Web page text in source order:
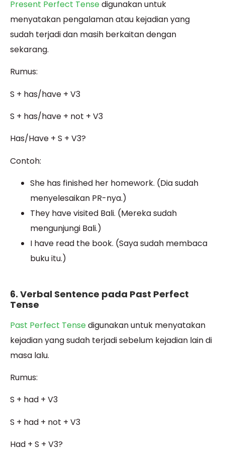
Present Perfect Tensedigunakan untuk
menyatakan pengalaman atau kejadian yang
sudah terjadi dan masih berkaitan dengan
sekarang.
Rumus:
S + has/have + V3
S + has/have + not + V3
Has/Have + S + V3?
Contoh:
She has finished her homework. (Dia sudah
menyelesaikan PR-nya.)
They have visited Bali. (Mereka sudah
mengunjungi Bali.)
I have read the book. (Saya sudah membaca
buku itu.)
6. Verbal Sentence pada Past Perfect
Tense
Past Perfect Tensedigunakan untuk menyatakan
kejadian yang sudah terjadi sebelum kejadian lain di
masa lalu.
Rumus:
S + had + V3
S + had + not + V3
Had + S + V3?